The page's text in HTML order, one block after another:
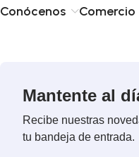
Conócenos Comercio